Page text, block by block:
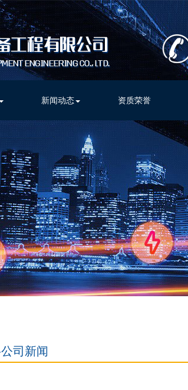
新闻动态 资质荣誉
公司新闻